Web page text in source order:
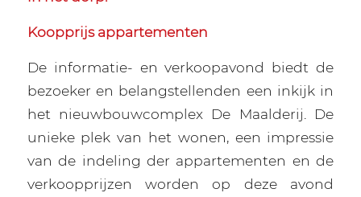
Koopprijs appartementen
De informatie- en verkoopavond biedt de
bezoeker en belangstellenden een inkijk in
het nieuwbouwcomplex De Maalderij. De
unieke plek van het wonen, een impressie
van de indeling der appartementen en de
verkoopprijzen worden op deze avond